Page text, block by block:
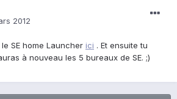
2012
SE home Launcher ici . Et ensuite tu
à nouveau les 5 bureaux de SE. ;)